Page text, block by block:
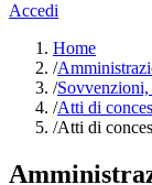
Accedi
Home
/
/Sovvenzioni,
/Atti di
/Atti di